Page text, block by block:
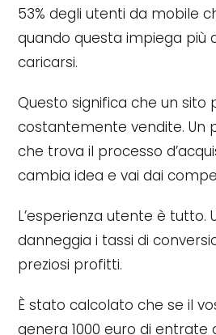
53% degli utenti da mobile
quando questa impiega più
caricarsi.
Questo significa che un sito
costantemente vendite. Un
che trova il processo
cambia idea e vai dai
L’esperienza utente è tutto.
danneggia i tassi di
preziosi profitti.
È stato calcolato che se il
genera 1000 euro di entrate